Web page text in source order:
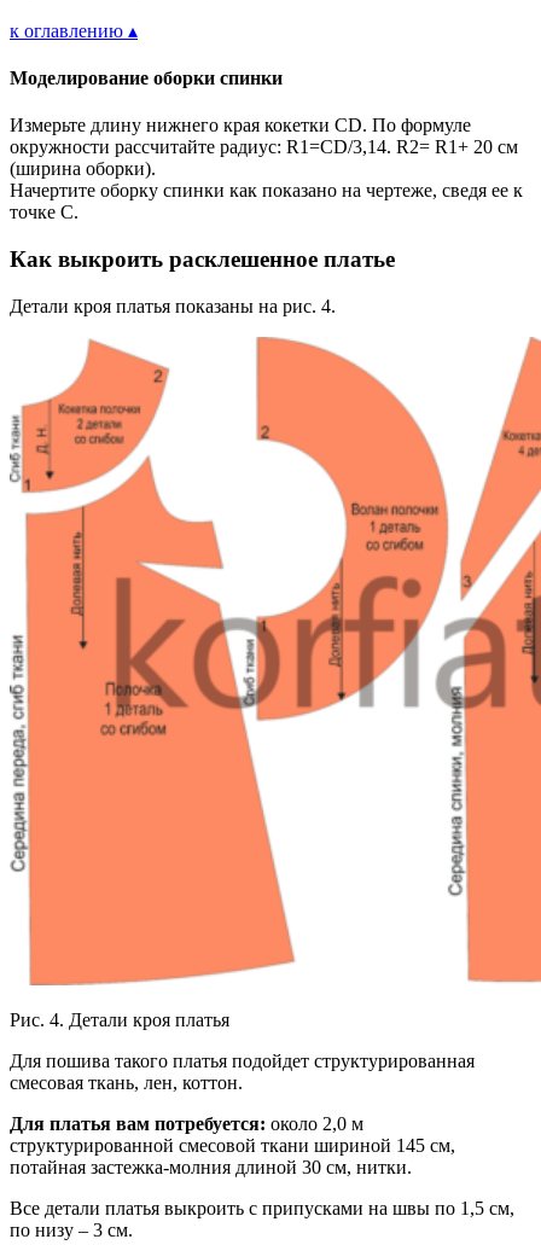
к оглавлению ▴
Моделирование оборки спинки
Измерьте длину нижнего края кокетки CD. По формуле
окружности рассчитайте радиус: R1=CD/3,14. R2= R1+ 20 см
(ширина оборки).
Начертите оборку cпинки как показано на чертеже, сведя ее к
точке C.
Как выкроить расклешенное платье
Детали кроя платья показаны на рис. 4.
Рис. 4. Детали кроя платья
Для пошива такого платья подойдет структурированная
смесовая ткань, лен, коттон.
Для платья вам потребуется: около 2,0 м
структурированной смесовой ткани шириной 145 см,
потайная застежка-молния длиной 30 см, нитки.
Все детали платья выкроить с припусками на швы по 1,5 см,
по низу – 3 см.